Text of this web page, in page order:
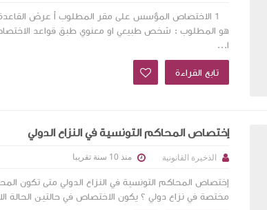
1 الاختصاص المؤسس على مقر المطلوب أ عرض
هو المطلوب : شخص طبيعي او معنوي طبق قواعد الاختصاص
ا...
تابع القراءة
إختصاص المحاكم التونسية في النزاع الدولي
الذخيرة القانونية منذ 10 سنة تقريبا
إختصاص المحاكم التونسية في النزاع الدولي متى تكون
مختصة في نزاع دولي ؟ يكون الاختصاص في حالتين الحالة